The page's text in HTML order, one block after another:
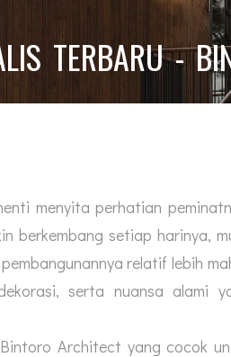
TERBARU -
menyita perhatian
berkembang setiap harinya,
relatif lebih
serta nuansa alami
Architect yang cocok